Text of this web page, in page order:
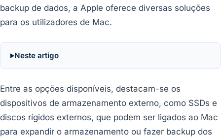
backup de dados, a Apple oferece diversas soluções
para os utilizadores de Mac.
Neste artigo
Entre as opções disponíveis, destacam-se os
dispositivos de armazenamento externo, como SSDs e
discos rígidos externos, que podem ser ligados ao Mac
para expandir o armazenamento ou fazer backup dos